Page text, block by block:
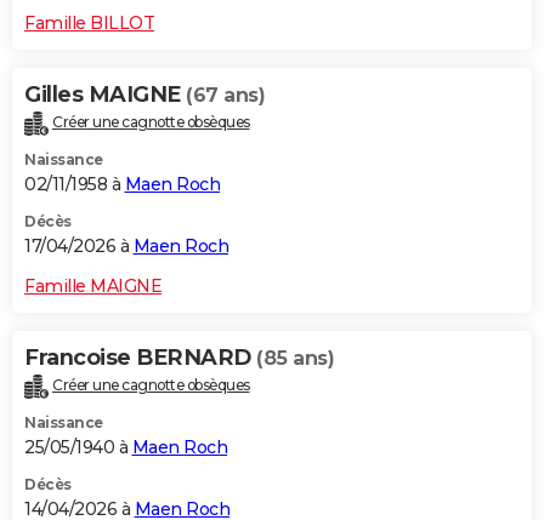
Famille BILLOT
Gilles MAIGNE (67 ans)
Créer une cagnotte obsèques
Naissance
02/11/1958 à Maen Roch
Décès
17/04/2026 à Maen Roch
Famille MAIGNE
Francoise BERNARD (85 ans)
Créer une cagnotte obsèques
Naissance
25/05/1940 à Maen Roch
Décès
14/04/2026 à Maen Roch